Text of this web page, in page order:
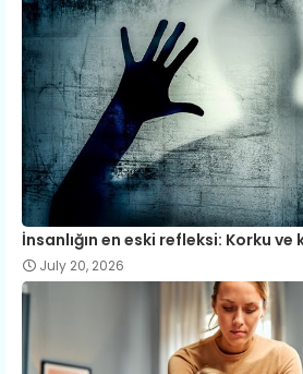
İnsanlığın en eski refleksi: Korku ve
July 20, 2026